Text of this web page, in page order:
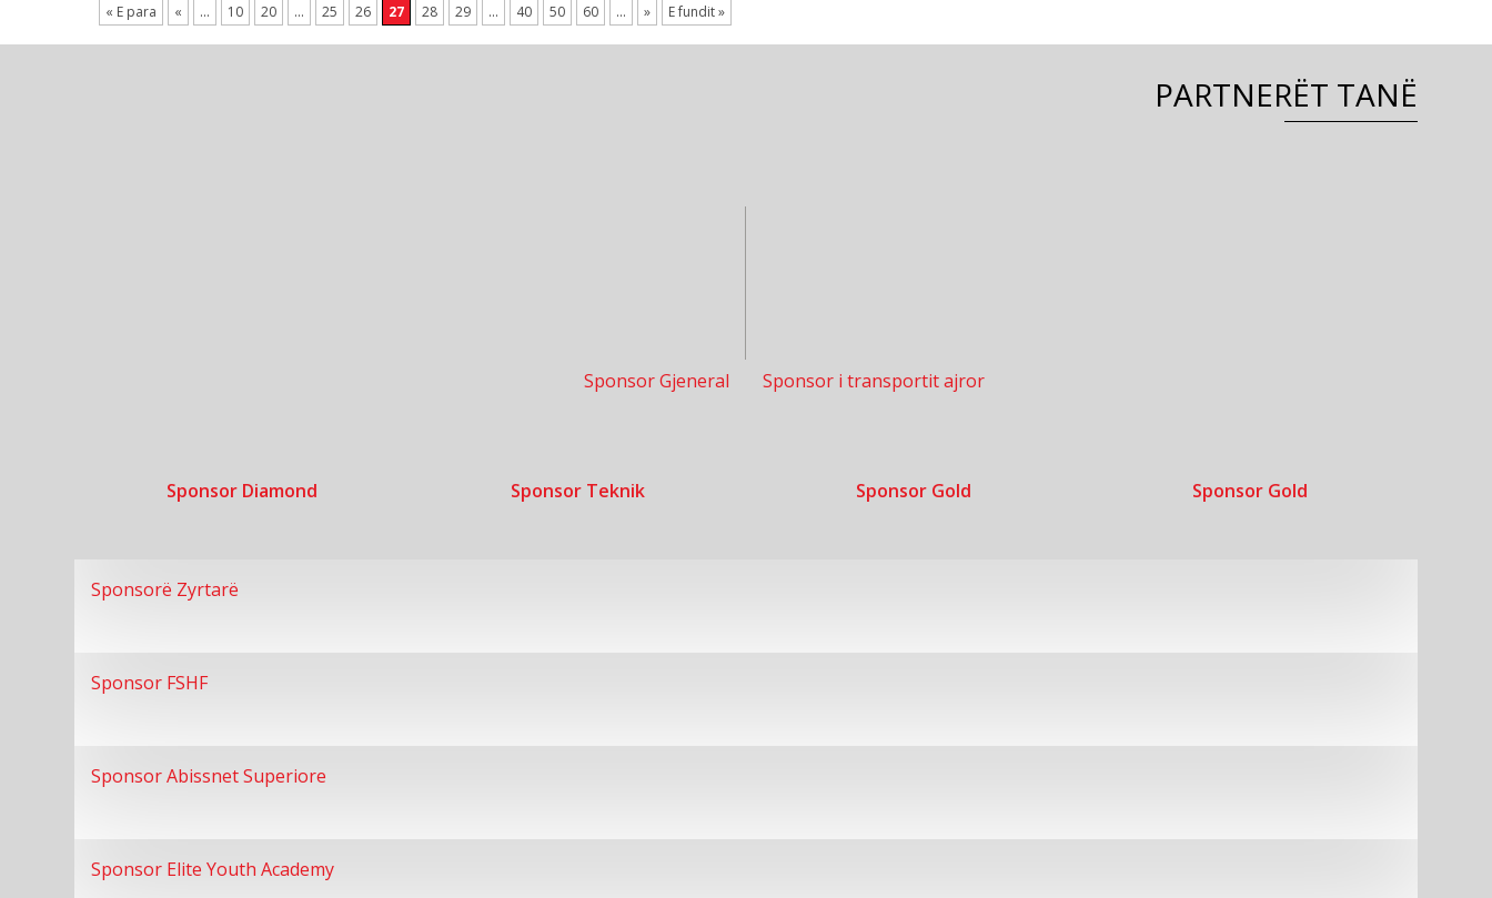
« E para « ... 10 20 ... 25 26 27 28 29 ... 40 50 60 ... » E fundit »
PARTNERËT TANË
Sponsor Gjeneral Sponsor i transportit ajror
Sponsor Diamond Sponsor Teknik Sponsor Gold Sponsor Gold
Sponsorë Zyrtarë
Sponsor FSHF
Sponsor Abissnet Superiore
Sponsor Elite Youth Academy